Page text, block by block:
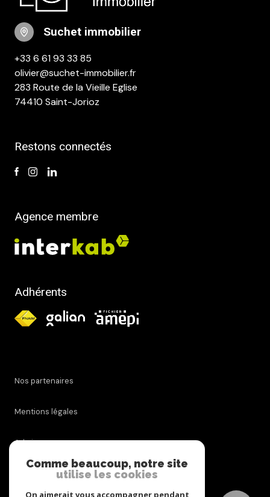
suchet immobilier
+33 6 61 93 33 85
olivier@suchet-immobilier.fr
283 Route de la Vieille Eglise
74410 Saint-Jorioz
Restons connectés
Agence membre
Adhérents
Nos partenaires
Mentions légales
Admin
Nos honoraires
Comme beaucoup, notre site
utilise les cookies
On aimerait vous accompagner pendant